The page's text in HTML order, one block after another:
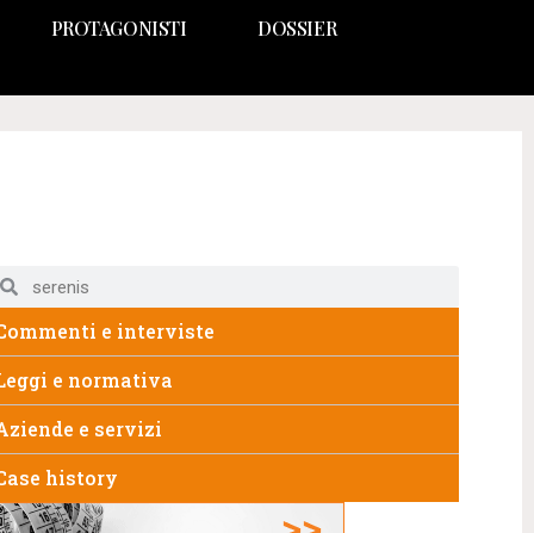
PROTAGONISTI DOSSIER
e interviste
e normativa
e servizi
history